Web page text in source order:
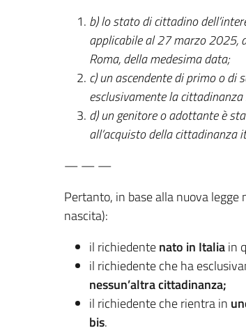
b) lo stato di cittadino
applicabile al 27 marzo 2025,
Roma, della medesima data;
c) un ascendente di primo o di
esclusivamente la
d) un genitore o adottante è
all’acquisto della cittadinanza
— — —
Pertanto, in base alla nuova
nascita):
il richiedentenato in Italiain
il richiedente che ha
nessun’altra cittadinanza;
il richiedente che rientra in
bis.